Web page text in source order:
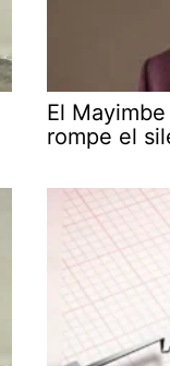
El
rompe el